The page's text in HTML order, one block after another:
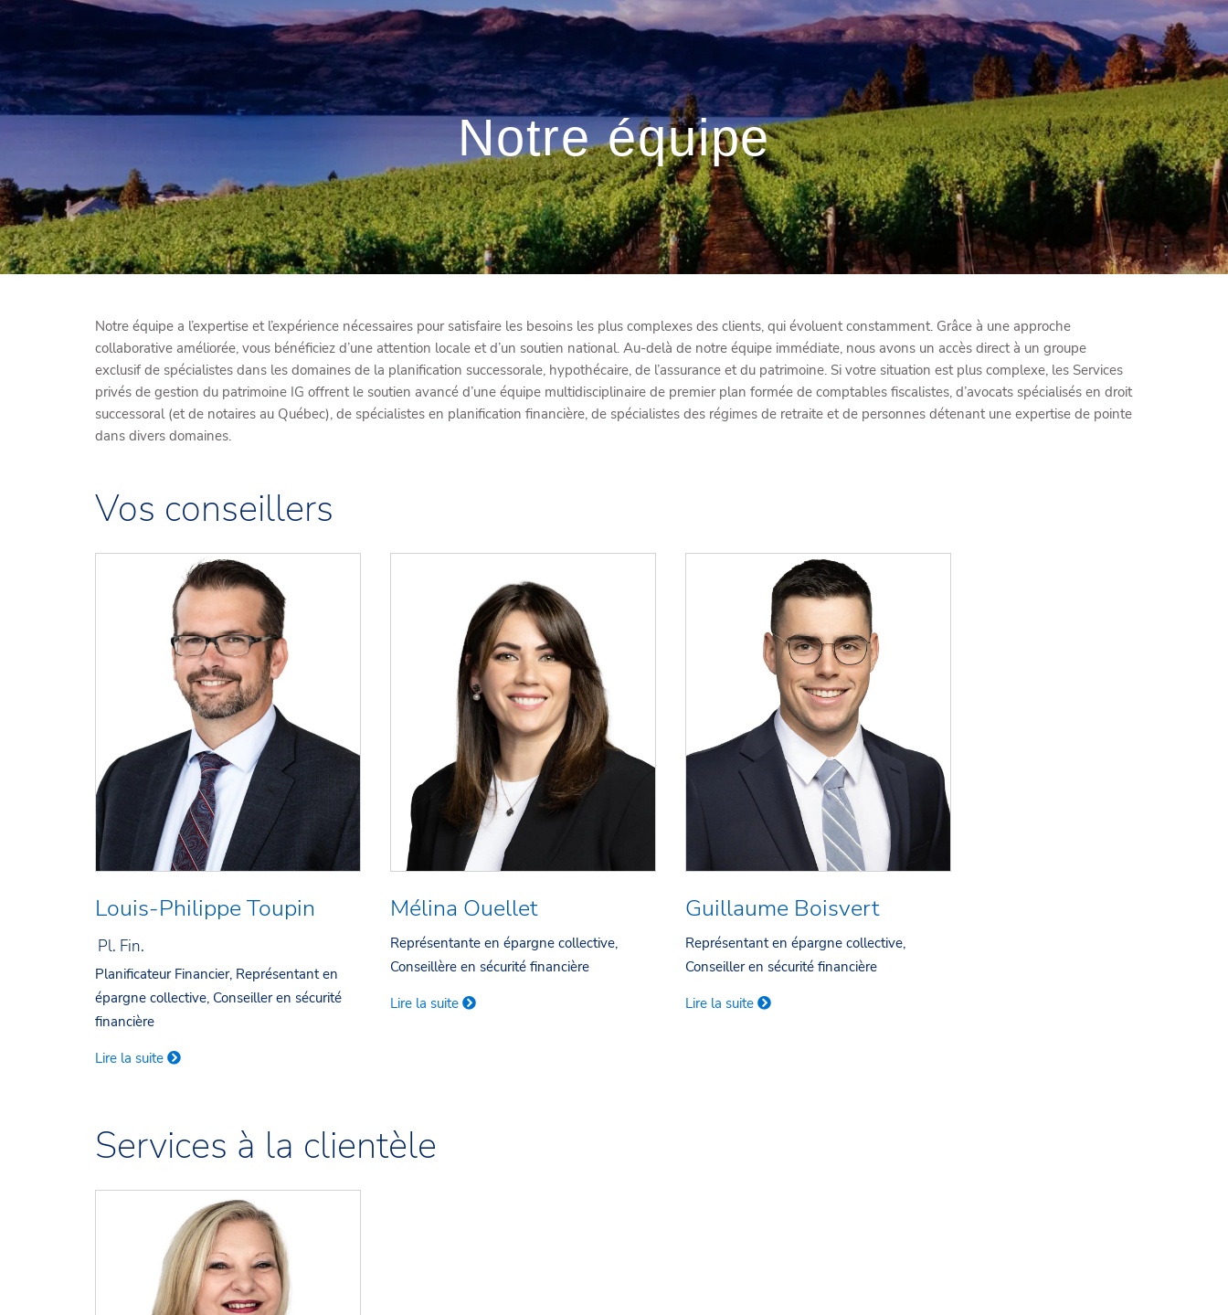
Skip to main content
menu
Notre équipe
Notre équipe a l’expertise et l’expérience nécessaires pour satisfaire les besoins les plus complexes des clients, qui évoluent constamment. Grâce à une approche
collaborative améliorée, vous bénéficiez d’une attention locale et d’un soutien national. Au-delà de notre équipe immédiate, nous avons un accès direct à un groupe
exclusif de spécialistes dans les domaines de la planification successorale, hypothécaire, de l’assurance et du patrimoine. Si votre situation est plus complexe, les Services
privés de gestion du patrimoine IG offrent le soutien avancé d’une équipe multidisciplinaire de premier plan formée de comptables fiscalistes, d’avocats spécialisés en droit
successoral (et de notaires au Québec), de spécialistes en planification financière, de spécialistes des régimes de retraite et de personnes détenant une expertise de pointe
dans divers domaines.
Vos conseillers
Louis-Philippe Toupin
Pl. Fin.
Planificateur Financier, Représentant en
épargne collective, Conseiller en sécurité
financière
Lire la suite
Mélina Ouellet
Représentante en épargne collective,
Conseillère en sécurité financière
Lire la suite
Guillaume Boisvert
Représentant en épargne collective,
Conseiller en sécurité financière
Lire la suite
Services à la clientèle